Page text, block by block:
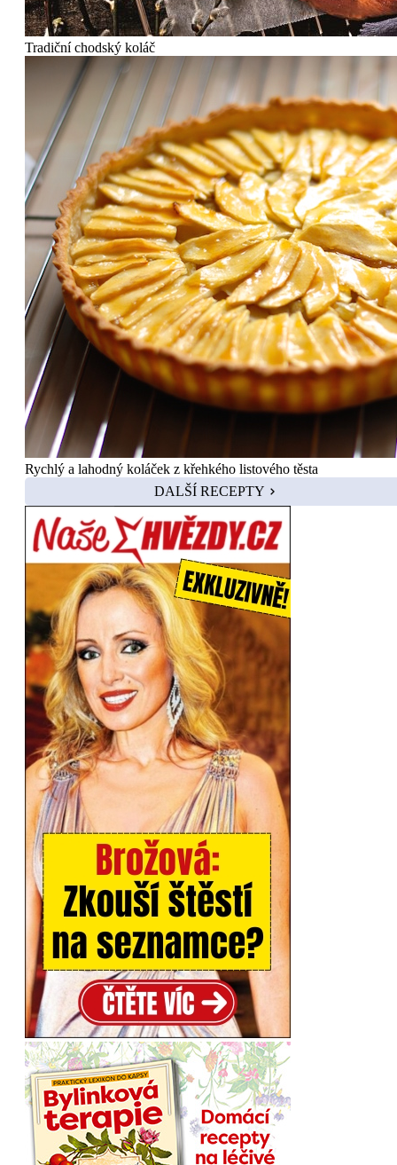
Tradiční chodský koláč
Rychlý a lahodný koláček z křehkého listového těsta
DALŠÍ RECEPTY